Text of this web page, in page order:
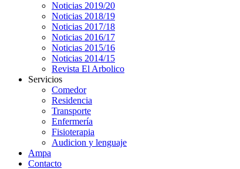
Noticias 2019/20
Noticias 2018/19
Noticias 2017/18
Noticias 2016/17
Noticias 2015/16
Noticias 2014/15
Revista El Arbolico
Servicios
Comedor
Residencia
Transporte
Enfermería
Fisioterapia
Audicion y lenguaje
Ampa
Contacto